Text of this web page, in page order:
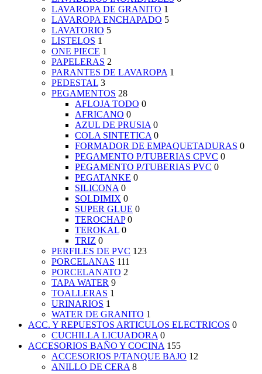
LAVAROPA DE GRANITO 1
LAVAROPA ENCHAPADO 5
LAVATORIO 5
LISTELOS 1
ONE PIECE 1
PAPELERAS 2
PARANTES DE LAVAROPA 1
PEDESTAL 3
PEGAMENTOS 28
AFLOJA TODO 0
AFRICANO 0
AZUL DE PRUSIA 0
COLA SINTETICA 0
FORMADOR DE EMPAQUETADURAS 0
PEGAMENTO P/TUBERIAS CPVC 0
PEGAMENTO P/TUBERIAS PVC 0
PEGATANKE 0
SILICONA 0
SOLDIMIX 0
SUPER GLUE 0
TEROCHAP 0
TEROKAL 0
TRIZ 0
PERFILES DE PVC 123
PORCELANAS 111
PORCELANATO 2
TAPA WATER 9
TOALLERAS 1
URINARIOS 1
WATER DE GRANITO 1
ACC. Y REPUESTOS ARTICULOS ELECTRICOS 0
CUCHILLA LICUADORA 0
ACCESORIOS BAÑO Y COCINA 155
ACCESORIOS P/TANQUE BAJO 12
ANILLO DE CERA 8